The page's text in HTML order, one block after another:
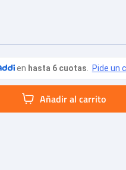
Añadir al carrito